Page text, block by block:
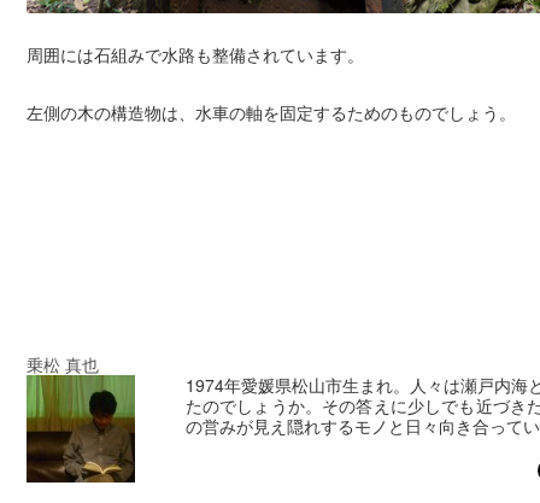
周囲には石組みで水路も整備されています。
左側の木の構造物は、水車の軸を固定するためのものでしょう。
乗松 真也
1974年愛媛県松山市生まれ。人々は瀬戸内海
たのでしょうか。その答えに少しでも近づき
の営みが見え隠れするモノと日々向き合って